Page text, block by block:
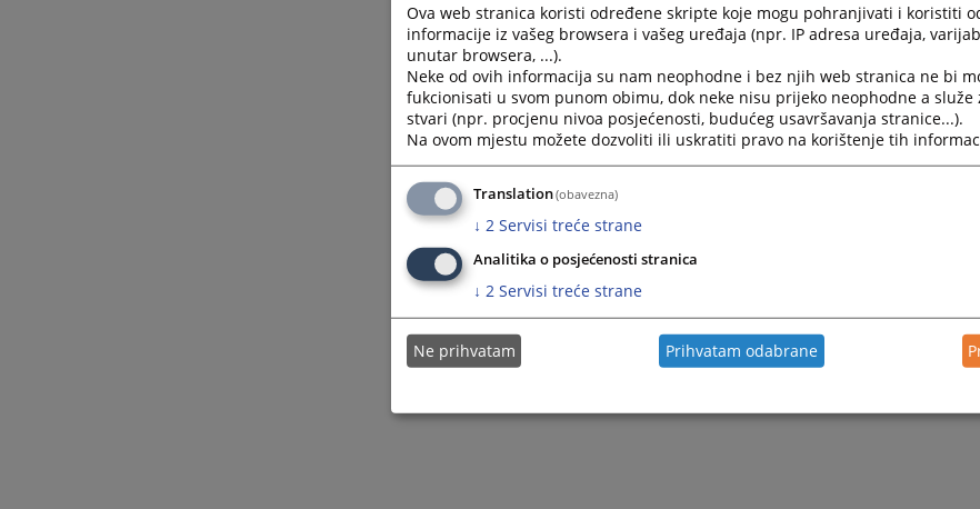
Trenutno nema vijesti
Ova web stranica koristi određene skripte koje mogu pohranjivati i koristiti
informacije iz vašeg browsera i vašeg uređaja (npr. IP adresa uređaja,
unutar browsera, ...).
Neke od ovih informacija su nam neophodne i bez njih web stranica ne bi
fukcionisati u svom punom obimu, dok neke nisu prijeko neophodne a služe
stvari (npr. procjenu nivoa posjećenosti, budućeg usavršavanja stranice...).
Na ovom mjestu možete dozvoliti ili uskratiti pravo na korištenje tih
Translation(obavezna)
↓ 2 Servisi treće strane
Analitika o posjećenosti stranica
↓ 2 Servisi treće strane
Ne prihvatam Prihvatam odabrane